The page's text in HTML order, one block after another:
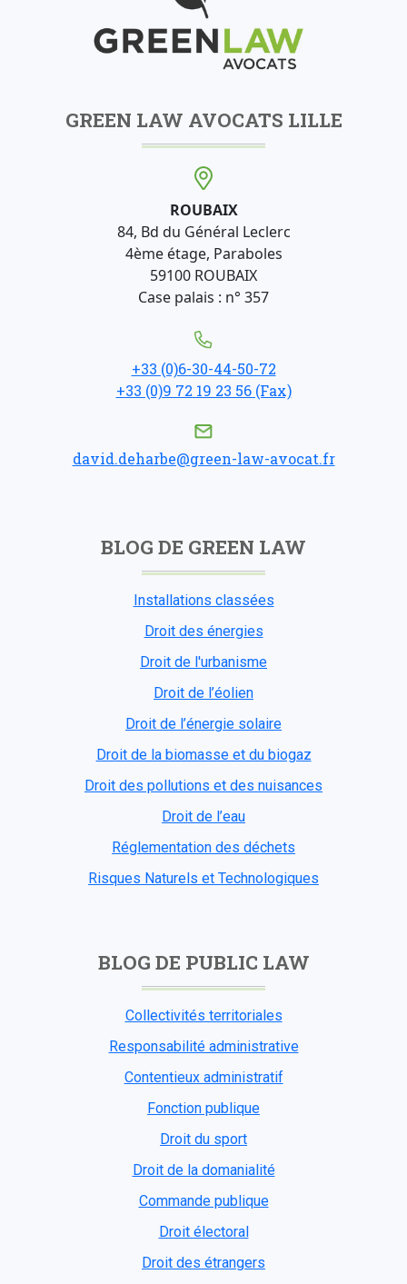
GREEN LAW AVOCATS LILLE
ROUBAIX
84, Bd du Général Leclerc
4ème étage, Paraboles
59100 ROUBAIX
Case palais : n° 357
+33 (0)6-30-44-50-72
+33 (0)9 72 19 23 56 (Fax)
david.deharbe@green-law-avocat.fr
BLOG DE GREEN LAW
Installations classées
Droit des énergies
Droit de l'urbanisme
Droit de l’éolien
Droit de l’énergie solaire
Droit de la biomasse et du biogaz
Droit des pollutions et des nuisances
Droit de l’eau
Réglementation des déchets
Risques Naturels et Technologiques
BLOG DE PUBLIC LAW
Collectivités territoriales
Responsabilité administrative
Contentieux administratif
Fonction publique
Droit du sport
Droit de la domanialité
Commande publique
Droit électoral
Droit des étrangers